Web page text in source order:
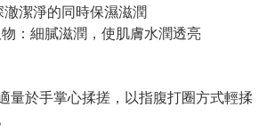
澈潔淨的同時保濕滋潤
：細膩滋潤，使肌膚水潤透亮
量於手掌心揉搓，以指腹打圈方式輕揉